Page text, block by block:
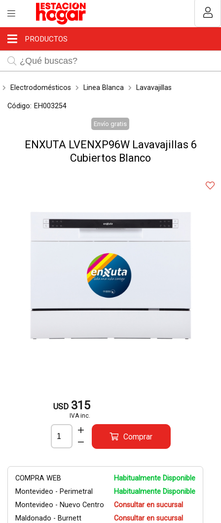
Compartir por email
Recordar datos
INGRESAR
PRODUCTOS
Electrodomésticos Linea Blanca Lavavajillas
Código: EH003254
Envío gratis
ENXUTA LVENXP96W Lavavajillas 6
Cubiertos Blanco
USD 315
IVA inc.
Comprar
COMPRA WEB
Habitualmente Disponible
Montevideo - Perimetral
Habitualmente Disponible
Montevideo - Nuevo Centro
Consultar en sucursal
Maldonado - Burnett
Consultar en sucursal